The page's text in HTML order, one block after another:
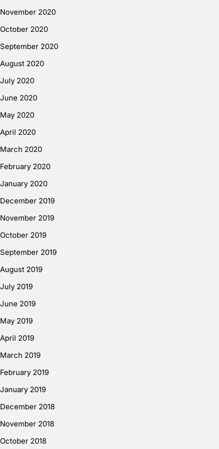
November 2020
October 2020
September 2020
August 2020
July 2020
June 2020
May 2020
April 2020
March 2020
February 2020
January 2020
December 2019
November 2019
October 2019
September 2019
August 2019
July 2019
June 2019
May 2019
April 2019
March 2019
February 2019
January 2019
December 2018
November 2018
October 2018